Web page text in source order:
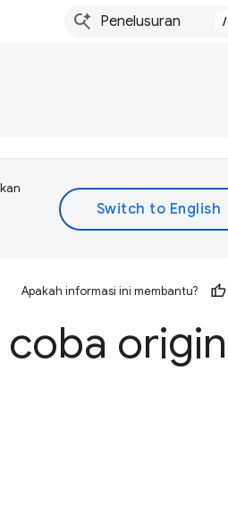
/
Apakah informasi ini membantu?
origin